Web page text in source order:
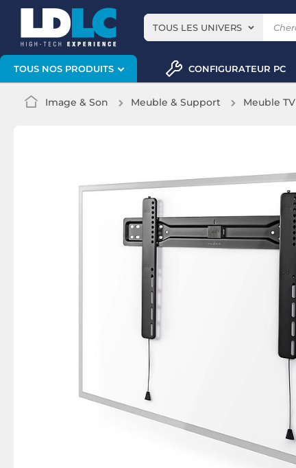
TOUS LES UNIVERS
TOUS NOS PRODUITS CONFIGURATEUR PC
Image & Son Meuble & Support Meuble TV